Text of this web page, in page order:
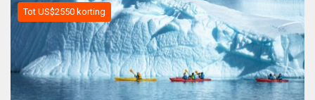
Tot US$2550 korting